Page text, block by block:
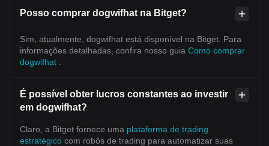
Posso comprar dogwifhat na Bitget?
Sim, atualmente, dogwifhat está disponível na Bitget. Para
informações detalhadas, confira nosso guia Como comprar
dogwifhat
É possível obter lucros constantes ao investir
em dogwifhat?
Claro, a Bitget fornece uma plataforma de trading
estratégico com robôs de trading para automatizar suas